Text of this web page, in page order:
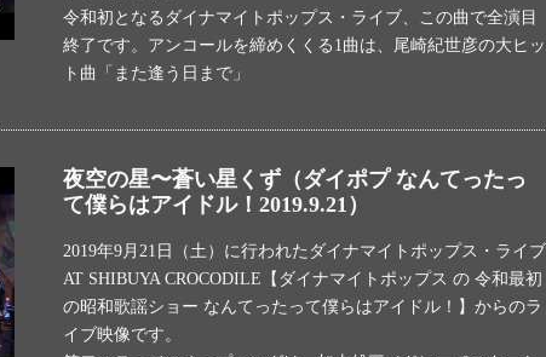
令和初となるダイナマイトポップス・ライブ、この曲で全演目
終了です。アンコールを締めくくる1曲は、尾崎紀世彦の大ヒッ
ト曲「また逢う日まで」
夜空の星〜蒼い星くず（ダイポプ なんてったっ
て僕らはアイドル！2019.9.21）
2019年9月21日（土）に行われたダイナマイトポップス・ライブ
AT SHIBUYA CROCODILE【ダイナマイトポップス の 令和最初
の昭和歌謡ショー なんてったって僕らはアイドル！】からのラ
イブ映像です。